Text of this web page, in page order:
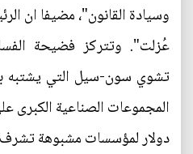
وسيادة القانون"، مضيفا ان
عُزلت". وتتركز فضيحة
تشوي سون-سيل التي يشتبه
دولار لمؤسسات مشبوهة تشرف